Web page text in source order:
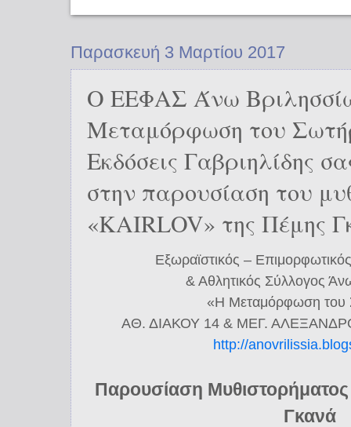
Παρασκευή 3 Μαρτίου 2017
Ο ΕΕΦΑΣ Άνω
Μεταμόρφωση του
Εκδόσεις Γαβριηλίδης
στην παρουσίαση του
«KAIRLOV» της Πέμης
Εξωραϊστικός –
& Αθλητικός Σύλλογος
«Η Μεταμόρφωση του
ΑΘ. ΔΙΑΚΟΥ 14 & ΜΕΓ.
http://
Παρουσίαση
Γκανά